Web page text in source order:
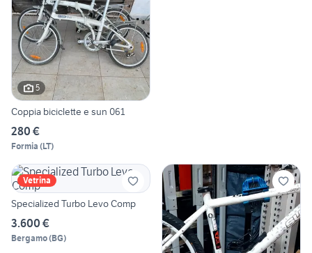
5
Coppia biciclette e sun 061
280 €
Formia (LT)
Vetrina
Specialized Turbo Levo Comp
3.600 €
Bergamo(BG)